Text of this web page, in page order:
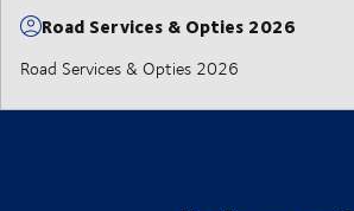
Road Services & Opties 2026
Road Services & Opties 2026